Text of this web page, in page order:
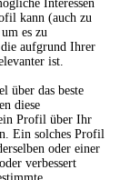
Interessen
kann (auch zu
es zu
aufgrund Ihrer
ist.
über das beste
diese
Profil über Ihr
Ein solches Profil
oder einer
verbessert